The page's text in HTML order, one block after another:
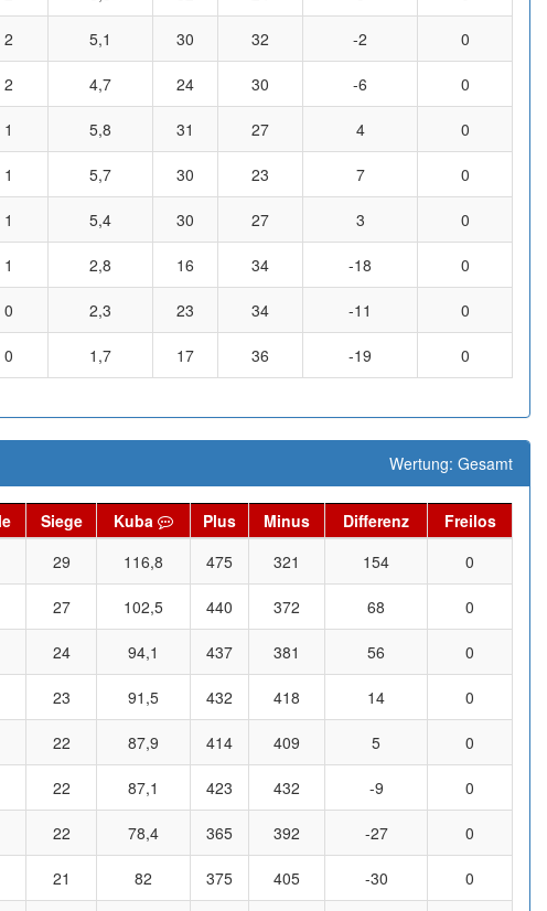
2 5,1 30 32 -2 0
2 4,7 24 30 -6 0
1 5,8 31 27 4 0
1 5,7 30 23 7 0
1 5,4 30 27 3 0
1 2,8 16 34 -18 0
0 2,3 23 34 -11 0
0 1,7 17 36 -19 0
Wertung: Gesamt
Siege Kuba Plus Minus Differenz
Freilos
29 116,8 475 321 154 0
27 102,5 440 372 68 0
24 94,1 437 381 56 0
23 91,5 432 418 14 0
22 87,9 414 409 5 0
22 87,1 423 432 -9 0
22 78,4 365 392 -27 0
21 82 375 405 -30 0